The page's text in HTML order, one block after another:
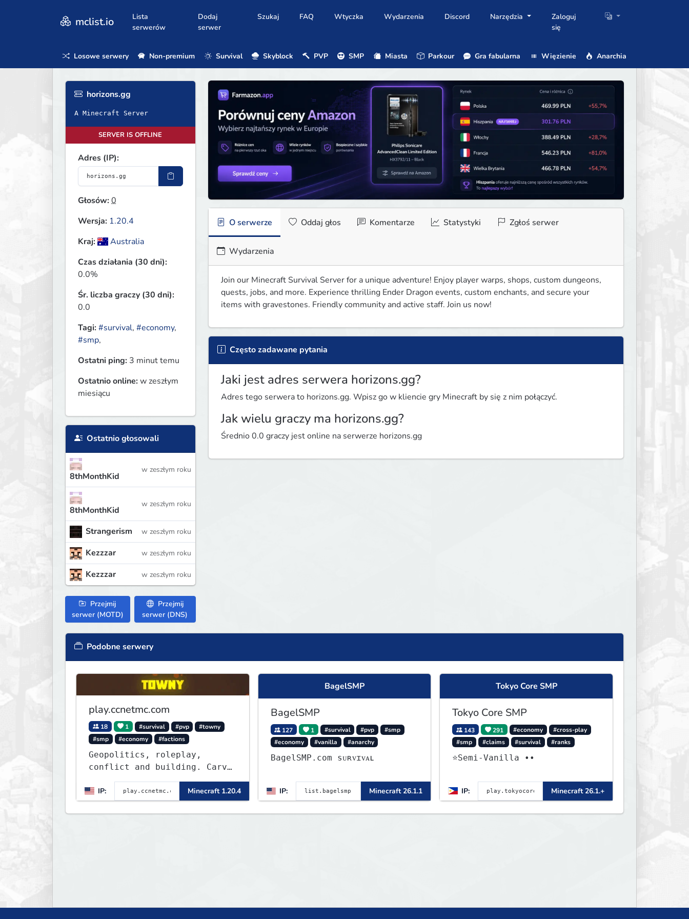
mclist.io
Lista
serwerów
Dodaj
serwer
Szukaj FAQ Wtyczka Wydarzenia Discord Narzędzia
Zaloguj
się
Losowe serwery Non-premium Survival Skyblock PVP SMP Miasta Parkour Gra fabularna Więzienie Anarchia
horizons.gg
A Minecraft Server
SERVER IS OFFLINE
Adres (IP):
Głosów:0
Wersja: 1.20.4
Kraj:
Australia
Czas działania (30 dni):
0.0%
Śr. liczba graczy (30 dni):
0.0
Tagi:#survival, #economy,
#smp,
Ostatni ping: 3 minut temu
Ostatnio online:w zeszłym
miesiącu
Ostatnio głosowali
8thMonthKid
w zeszłym roku
8thMonthKid
w zeszłym roku
Strangerism w zeszłym roku
Kezzzar w zeszłym roku
Kezzzar w zeszłym roku
Przejmij
serwer (MOTD)
Przejmij
serwer (DNS)
O serwerze Oddaj głos Komentarze Statystyki Zgłoś serwer
Wydarzenia
Join our Minecraft Survival Server for a unique adventure! Enjoy player warps, shops, custom dungeons,
quests, jobs, and more. Experience thrilling Ender Dragon events, custom enchants, and secure your
items with gravestones. Friendly community and active staff. Join us now!
Często zadawane pytania
Jaki jest adres serwera horizons.gg?
Adres tego serwera to horizons.gg. Wpisz go w kliencie gry Minecraft by się z nim połączyć.
Jak wielu graczy ma horizons.gg?
Średnio 0.0 graczy jest online na serwerze horizons.gg
Podobne serwery
play.ccnetmc.com
18 1 #survival #pvp
#towny
#smp
#economy #factions
Geopolitics, roleplay,
conflict and building. Carve
1:1000 map of Earth using
tanks, warships, guns and
more. Express your creative
IP: Minecraft 1.20.4
BagelSMP
BagelSMP
127 1 #survival #pvp
#smp
#economy
#vanilla #anarchy
BagelSMP.com ѕᴜʀᴠɪᴠᴀʟ
IP: Minecraft 26.1.1
Tokyo Core SMP
Tokyo Core SMP
143 291 #economy
#cross-play
#smp
#claims #survival #ranks
⭐Semi-Vanilla ••
IP: Minecraft 26.1.+